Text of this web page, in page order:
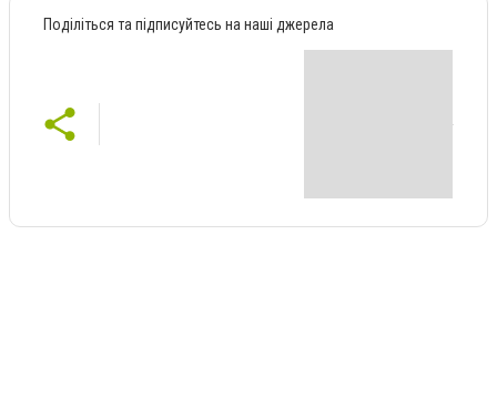
Поділіться та підписуйтесь на наші джерела